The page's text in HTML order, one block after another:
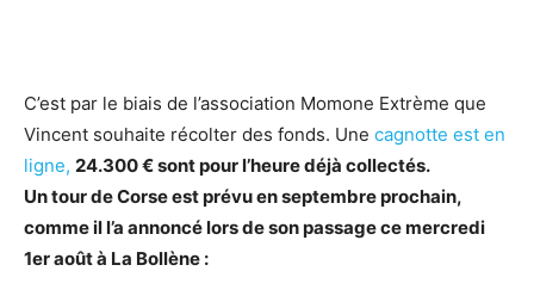
C’est par le biais de l’association Momone Extrème que
Vincent souhaite récolter des fonds. Une cagnotte est en
ligne, 24.300 € sont pour l’heure déjà collectés.
Un tour de Corse est prévu en septembre prochain,
comme il l’a annoncé lors de son passage ce mercredi
1er août à La Bollène :